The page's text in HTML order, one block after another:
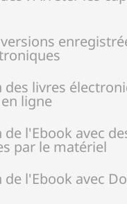
des livres
ligne
l'Ebook avec
par le matériel
de l'Ebook avec